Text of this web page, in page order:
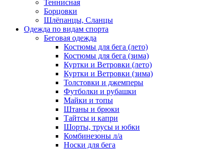
Теннисная
Борцовки
Шлёпанцы, Сланцы
Одежда по видам спорта
Беговая одежда
Костюмы для бега (лето)
Костюмы для бега (зима)
Куртки и Ветровки (лето)
Куртки и Ветровки (зима)
Толстовки и джемперы
Футболки и рубашки
Майки и топы
Штаны и брюки
Тайтсы и капри
Шорты, трусы и юбки
Комбинезоны л/а
Носки для бега